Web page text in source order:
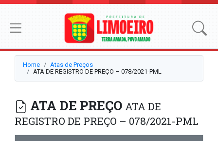
Home
Atas de Preços
ATA DE REGISTRO DE PREÇO – 078/2021-PML
ATA DE PREÇO ATA DE
REGISTRO DE PREÇO – 078/2021-PML